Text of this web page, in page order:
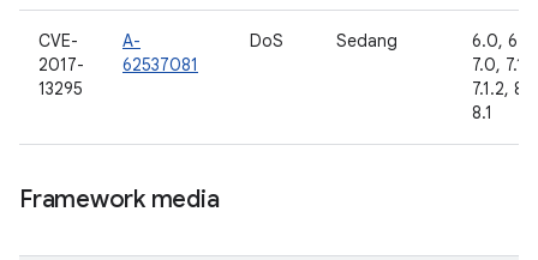
CVE-
2017-
13295
A-
62537081
DoS Sedang
6.0,
7.0, 7.1.1,
7.1.2,
8.1
Framework media